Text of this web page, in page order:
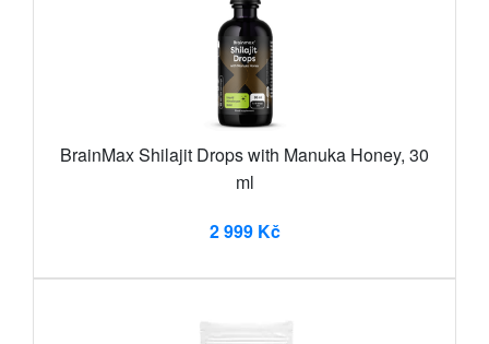
BrainMax Shilajit Drops with Manuka Honey, 30
ml
2 999 Kč